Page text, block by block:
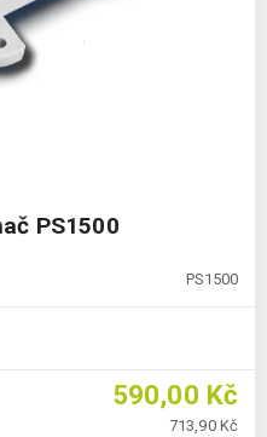
PS1500
PS1500
590,00 Kč
713,90 Kč